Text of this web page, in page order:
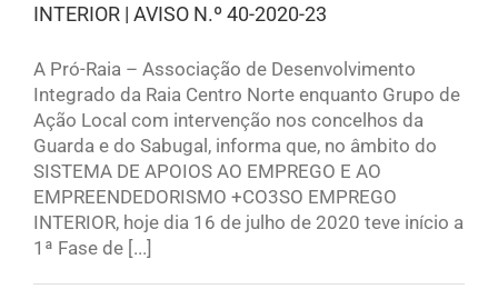
INTERIOR | AVISO N.º 40-2020-23
A Pró-Raia – Associação de Desenvolvimento
Integrado da Raia Centro Norte enquanto Grupo de
Ação Local com intervenção nos concelhos da
Guarda e do Sabugal, informa que, no âmbito do
SISTEMA DE APOIOS AO EMPREGO E AO
EMPREENDEDORISMO +CO3SO EMPREGO
INTERIOR, hoje dia 16 de julho de 2020 teve início a
1ª Fase de [...]